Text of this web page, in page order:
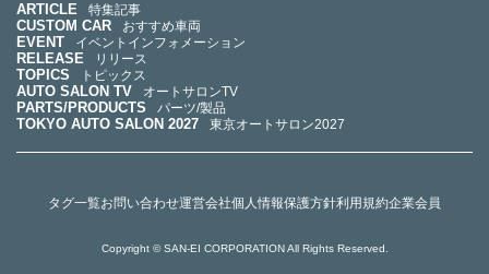
ARTICLE 特集記事
CUSTOM CAR おすすめ車両
EVENT イベントインフォメーション
RELEASE リリース
TOPICS トピックス
AUTO SALON TV オートサロンTV
PARTS/PRODUCTS パーツ/製品
TOKYO AUTO SALON 2027 東京オートサロン2027
タグ一覧お問い合わせ運営会社個人情報保護方針利用規約企業会員
Copyright © SAN-EI CORPORATION All Rights Reserved.